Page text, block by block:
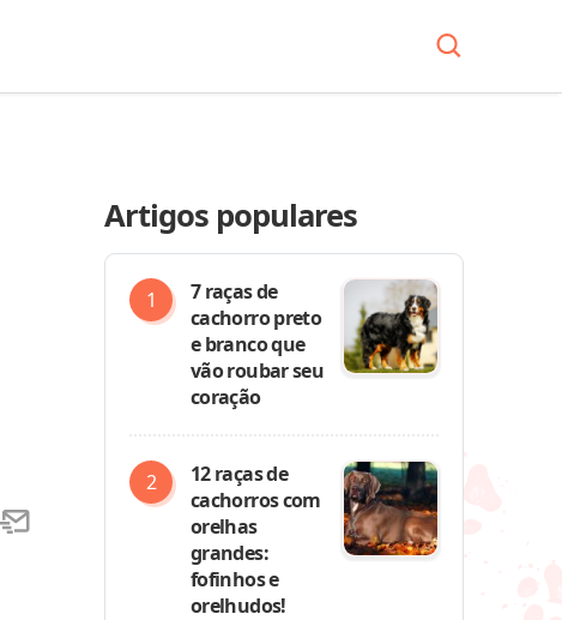
Artigos populares
7 raças de
cachorro preto
e branco que
vão roubar seu
coração
12 raças de
cachorros com
orelhas
grandes:
fofinhos e
orelhudos!